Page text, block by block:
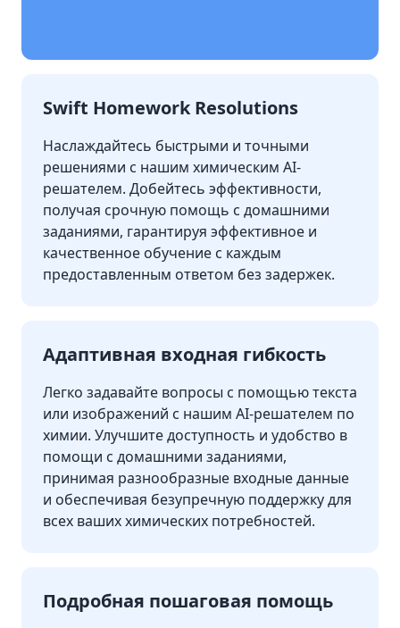
Swift Homework Resolutions
Наслаждайтесь быстрыми и точными
решениями с нашим химическим AI-
решателем. Добейтесь эффективности,
получая срочную помощь с домашними
заданиями, гарантируя эффективное и
качественное обучение с каждым
предоставленным ответом без задержек.
Адаптивная входная гибкость
Легко задавайте вопросы с помощью текста
или изображений с нашим AI-решателем по
химии. Улучшите доступность и удобство в
помощи с домашними заданиями,
принимая разнообразные входные данные
и обеспечивая безупречную поддержку для
всех ваших химических потребностей.
Подробная пошаговая помощь